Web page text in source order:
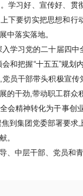
。 学习好、宣传好、贯
下要切实把思想和行
中落实落地。
入学习党的二十届四中
和把握“十五五”规
员干部带头积极宣传
的干劲,带动职工群众
会精神转化为干事创
到集团党委部署要求
。
、中层干部、 党员和